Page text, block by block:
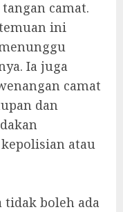
camat.
ini
Ia juga
camat
dan
atau
boleh ada